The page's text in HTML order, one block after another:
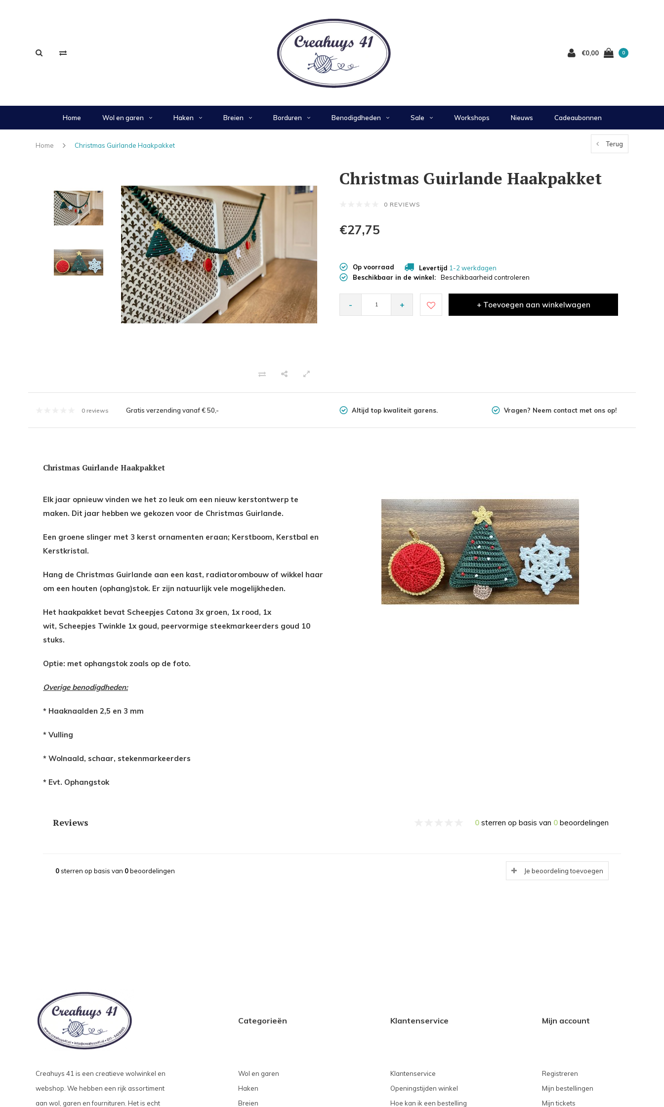
€0,00 0
Home Wol en garen Haken Breien Borduren Benodigdheden Sale Workshops Nieuws Cadeaubonnen
Home Christmas Guirlande Haakpakket Terug
Christmas Guirlande Haakpakket
0 REVIEWS
€27,75
Op voorraad Levertijd 1-2 werkdagen
Beschikbaar in de winkel:
Beschikbaarheid controleren
- + + Toevoegen aan winkelwagen
0 reviews Gratis verzending vanaf € 50,- Altijd top kwaliteit garens. Vragen? Neem contact met ons op!
Christmas Guirlande Haakpakket
Elk jaar opnieuw vinden we het zo leuk om een nieuw kerstontwerp te
maken. Dit jaar hebben we gekozen voor de Christmas Guirlande.
Een groene slinger met 3 kerst ornamenten eraan; Kerstboom, Kerstbal en
Kerstkristal.
Hang de Christmas Guirlande aan een kast, radiatorombouw of wikkel haar
om een houten (ophang)stok. Er zijn natuurlijk vele mogelijkheden.
Het haakpakket bevat Scheepjes Catona 3x groen, 1x rood, 1x
wit, Scheepjes Twinkle 1x goud, peervormige steekmarkeerders goud 10
stuks.
Optie: met ophangstok zoals op de foto.
Overige benodigdheden:
* Haaknaalden 2,5 en 3 mm
* Vulling
* Wolnaald, schaar, stekenmarkeerders
* Evt. Ophangstok
Reviews 0 sterren op basis van 0 beoordelingen
0sterren op basis van 0beoordelingen Je beoordeling toevoegen
Creahuys 41 is een creatieve wolwinkel en
webshop. We hebben een rijk assortiment
aan wol, garen en fournituren. Het is echt
Categorieën
Wol en garen
Haken
Breien
Klantenservice
Klantenservice
Openingstijden winkel
Hoe kan ik een bestelling
Mijn account
Registreren
Mijn bestellingen
Mijn tickets